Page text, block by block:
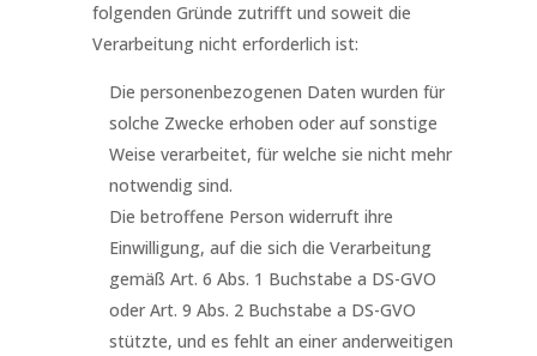
folgenden Gründe zutrifft und soweit die
Verarbeitung nicht erforderlich ist:
Die personenbezogenen Daten wurden für
solche Zwecke erhoben oder auf sonstige
Weise verarbeitet, für welche sie nicht mehr
notwendig sind.
Die betroffene Person widerruft ihre
Einwilligung, auf die sich die Verarbeitung
gemäß Art. 6 Abs. 1 Buchstabe a DS-GVO
oder Art. 9 Abs. 2 Buchstabe a DS-GVO
stützte, und es fehlt an einer anderweitigen